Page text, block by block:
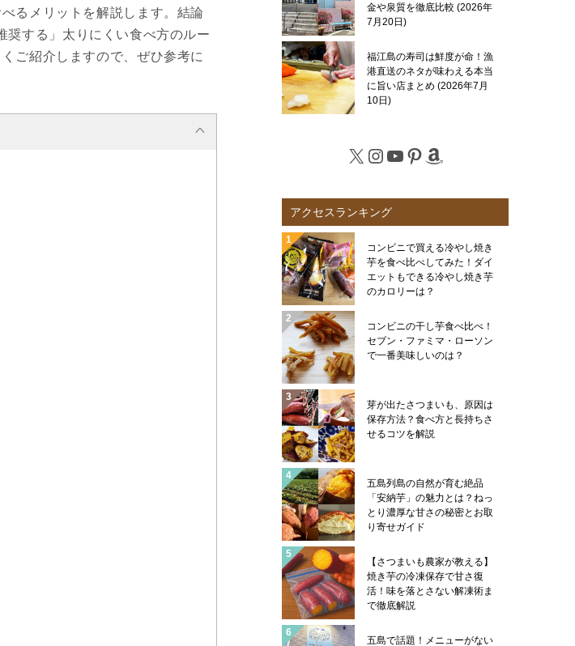
るメリットを解説します。結論
奨する」太りにくい食べ方のルー
ご紹介しますので、ぜひ参考に
金や泉質を徹底比較 2026年
7月20日
福江島の寿司は鮮度が命！漁
港直送のネタが味わえる本当
に旨い店まとめ 2026年7月
10日
X Instagram
YouTube
Pinterest
Amazon
アクセスランキング
コンビニで買える冷やし焼き
芋を食べ比べしてみた！ダイ
エットもできる冷やし焼き芋
のカロリーは？
コンビニの干し芋食べ比べ！
セブン・ファミマ・ローソン
で一番美味しいのは？
芽が出たさつまいも、原因は
保存方法？食べ方と長持ちさ
せるコツを解説
五島列島の自然が育む絶品
「安納芋」の魅力とは？ねっ
とり濃厚な甘さの秘密とお取
り寄せガイド
【さつまいも農家が教える】
焼き芋の冷凍保存で甘さ復
活！味を落とさない解凍術ま
で徹底解説
五島で話題！メニューがない